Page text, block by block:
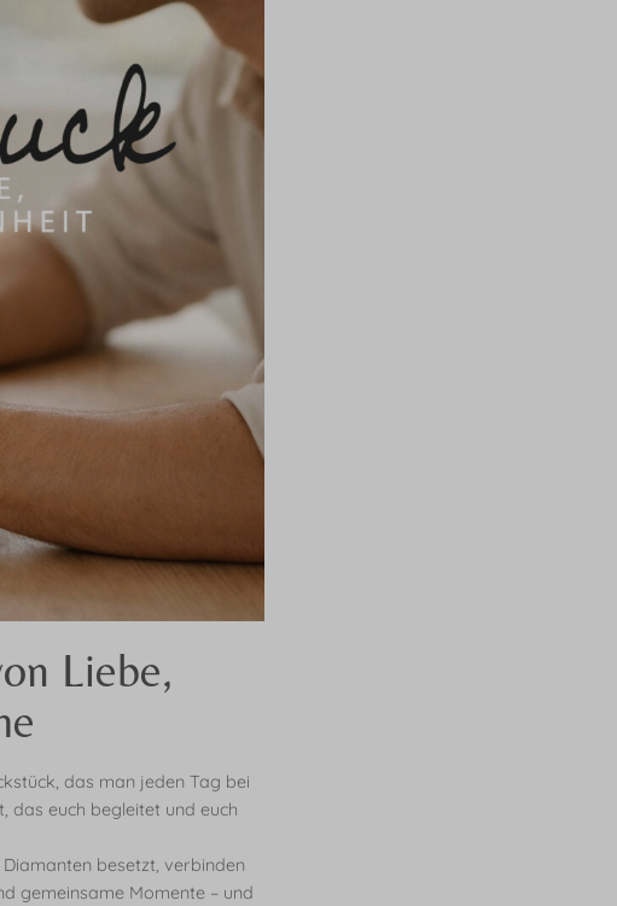
Liebe,
das man jeden Tag bei
das euch begleitet und euch
besetzt, verbinden
gemeinsame Momente – und